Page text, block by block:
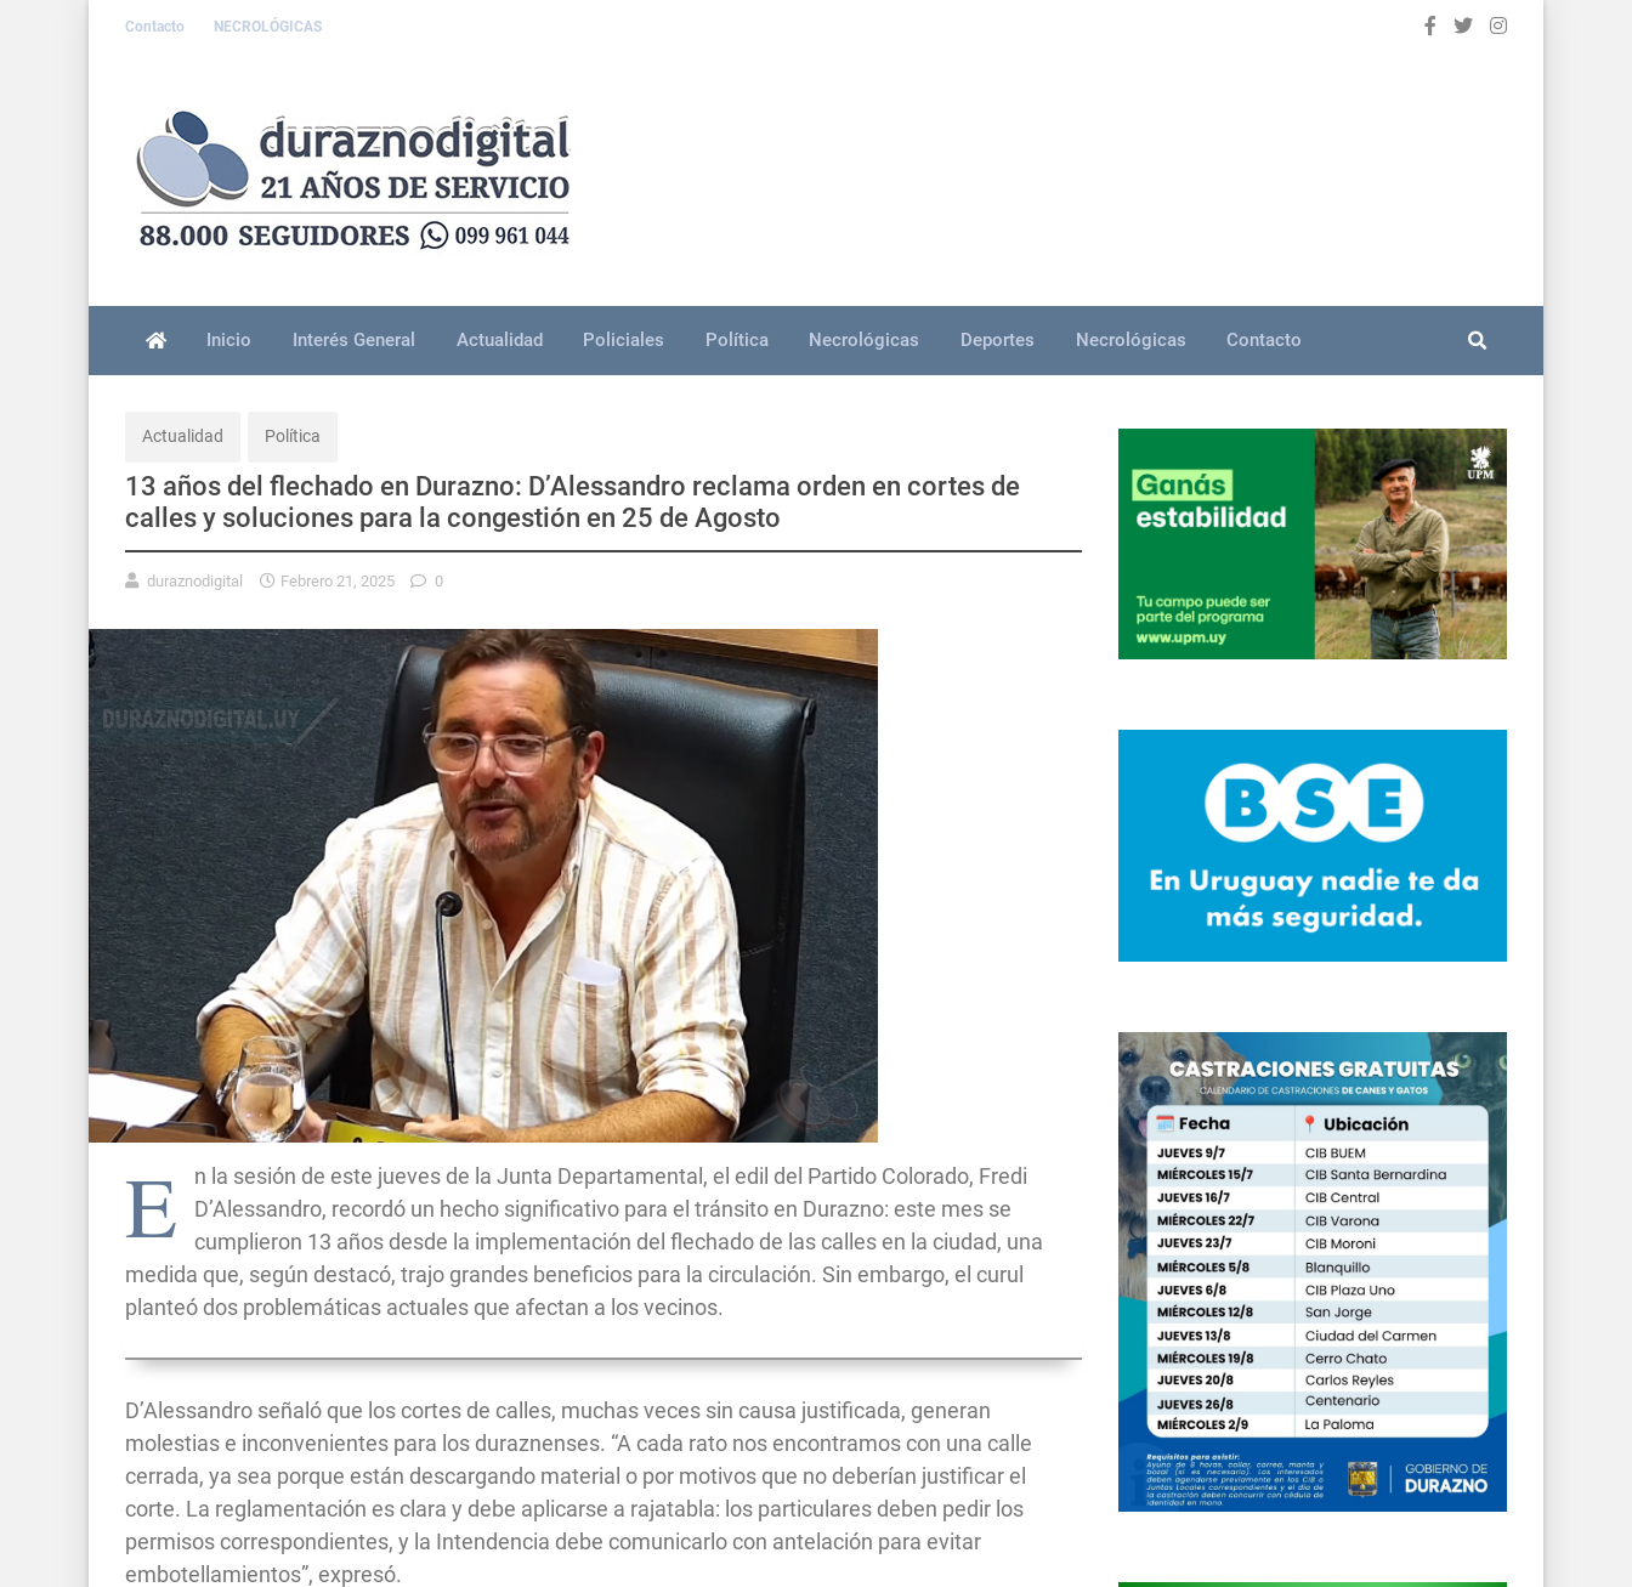
Contacto NECROLÓGICAS
Inicio Interés General Actualidad Policiales Política Necrológicas Deportes Necrológicas Contacto
Actualidad Política
13 años del flechado en Durazno: D’Alessandro reclama orden en cortes de
calles y soluciones para la congestión en 25 de Agosto
duraznodigital Febrero 21, 2025 0
E
n la sesión de este jueves de la Junta Departamental, el edil del Partido Colorado, Fredi
D’Alessandro, recordó un hecho significativo para el tránsito en Durazno: este mes se
cumplieron 13 años desde la implementación del flechado de las calles en la ciudad, una
medida que, según destacó, trajo grandes beneficios para la circulación. Sin embargo, el curul
planteó dos problemáticas actuales que afectan a los vecinos.
D’Alessandro señaló que los cortes de calles, muchas veces sin causa justificada, generan
molestias e inconvenientes para los duraznenses. “A cada rato nos encontramos con una calle
cerrada, ya sea porque están descargando material o por motivos que no deberían justificar el
corte. La reglamentación es clara y debe aplicarse a rajatabla: los particulares deben pedir los
permisos correspondientes, y la Intendencia debe comunicarlo con antelación para evitar
embotellamientos”, expresó.